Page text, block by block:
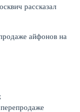
рассказал